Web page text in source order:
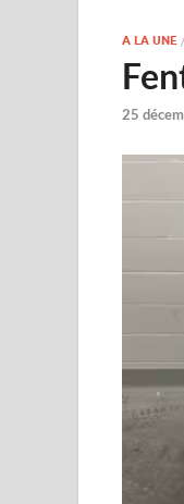
A LA UNE /
25